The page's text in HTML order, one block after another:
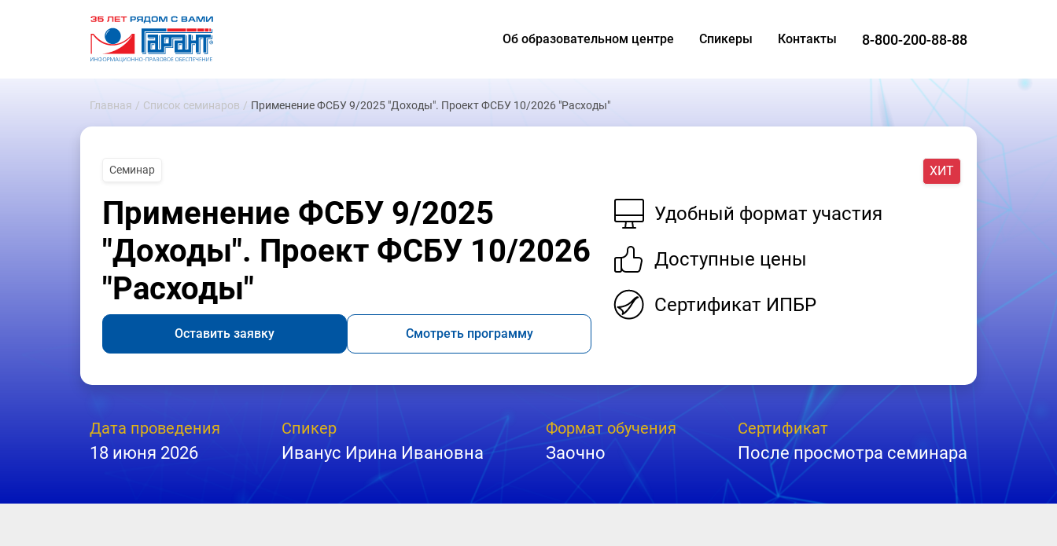
Об образовательном центре Спикеры Контакты 8-800-200-88-88
Главная Список семинаров Применение ФСБУ 9/2025 "Доходы". Проект ФСБУ 10/2026 "Расходы"
Семинар ХИТ
Удобный формат участия
Доступные цены
Сертификат ИПБР
Применение ФСБУ 9/2025
"Доходы". Проект ФСБУ 10/2026
"Расходы"
Оставить заявку Смотреть программу
Дата проведения
18 июня 2026
Спикер
Иванус Ирина Ивановна
Формат обучения
Заочно
Сертификат
После просмотра семинара